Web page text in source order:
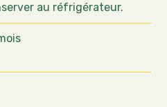
au réfrigérateur.